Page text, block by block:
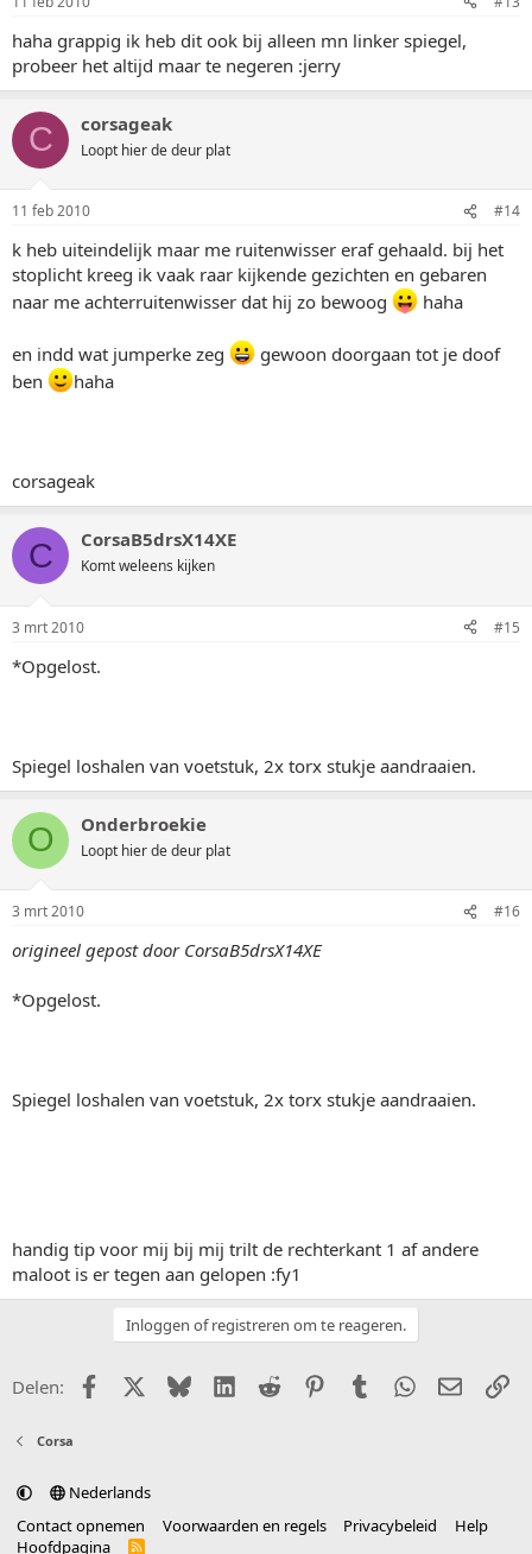
haha grappig ik heb dit ook bij alleen mn linker spiegel,
probeer het altijd maar te negeren :jerry
C corsageak
Loopt hier de deur plat
11 feb 2010 #14
k heb uiteindelijk maar me ruitenwisser eraf gehaald. bij het
stoplicht kreeg ik vaak raar kijkende gezichten en gebaren
naar me achterruitenwisser dat hij zo bewoog
haha
en indd wat jumperke zeg
gewoon doorgaan tot je doof
ben
haha
corsageak
C CorsaB5drsX14XE
Komt weleens kijken
3 mrt 2010 #15
*Opgelost.
Spiegel loshalen van voetstuk, 2x torx stukje aandraaien.
O Onderbroekie
Loopt hier de deur plat
3 mrt 2010 #16
origineel gepost door CorsaB5drsX14XE
*Opgelost.
Spiegel loshalen van voetstuk, 2x torx stukje aandraaien.
handig tip voor mij bij mij trilt de rechterkant 1 af andere
maloot is er tegen aan gelopen :fy1
Inloggen of registreren om te reageren.
Delen: FacebookX (Twitter)
BlueskyLinkedIn
Reddit PinterestTumblr WhatsApp
E-mail
Corsa
Nederlands
Contact opnemen
Voorwaarden en regels Privacybeleid
Help
Hoofdpagina
R